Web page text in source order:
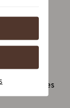
Valencia si es